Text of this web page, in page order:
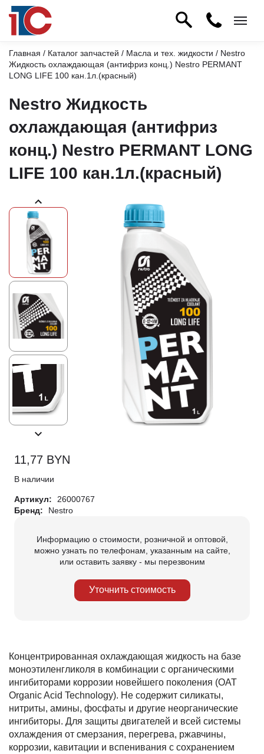
Главная / Каталог запчастей / Масла и тех. жидкости / Nestro
Жидкость охлаждающая (антифриз конц.) Nestro PERMANT
LONG LIFE 100 кан.1л.(красный)
Nestro Жидкость
охлаждающая (антифриз
конц.) Nestro PERMANT LONG
LIFE 100 кан.1л.(красный)
11,77 BYN
В наличии
Артикул:
26000767
Бренд:
Nestro
Информацию о стоимости, розничной и оптовой,
можно узнать по телефонам, указанным на сайте,
или оставить заявку - мы перезвоним
Уточнить стоимость
Концентрированная охлаждающая жидкость на базе
моноэтиленгликоля в комбинации с органическими
ингибиторами коррозии новейшего поколения (OAT
Organic Acid Technology). Не содержит силикаты,
нитриты, амины, фосфаты и другие неорганические
ингибиторы. Для защиты двигателей и всей системы
охлаждения от смерзания, перегрева, ржавчины,
коррозии, кавитации и вспенивания с сохранением